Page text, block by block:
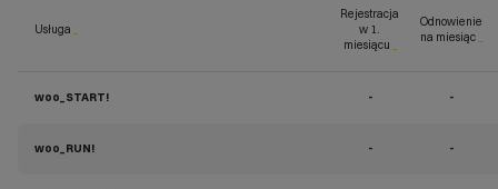
Usługa
Rejestracja
w 1.
miesiącu
Odnowienie
na miesiąc
woo_START! - -
woo_RUN! - -